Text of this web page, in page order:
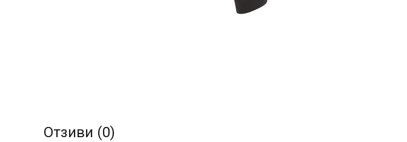
Отзиви (0)